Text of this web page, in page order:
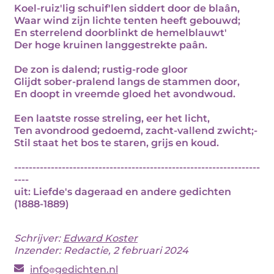
Koel-ruiz'lig schuif'len siddert door de blaân,
Waar wind zijn lichte tenten heeft gebouwd;
En sterrelend doorblinkt de hemelblauwt'
Der hoge kruinen langgestrekte paân.
De zon is dalend; rustig-rode gloor
Glijdt sober-pralend langs de stammen door,
En doopt in vreemde gloed het avondwoud.
Een laatste rosse streling, eer het licht,
Ten avondrood gedoemd, zacht-vallend zwicht;-
Stil staat het bos te staren, grijs en koud.
-------------------------------------------------------------------
----
uit: Liefde's dageraad en andere gedichten
(1888-1889)
Schrijver: Edward Koster
Inzender: Redactie, 2 februari 2024
info gedichten.nl